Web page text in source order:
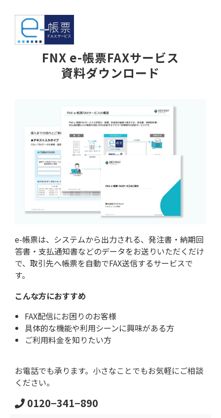
FNX e-帳票FAXサービス
資料ダウンロード
e-帳票は、システムから出力される、発注書・納期回
答書・支払通知書などのデータをお送りいただくだけ
で、取引先へ帳票を自動でFAX送信するサービスで
す。
こんな方におすすめ
FAX配信にお困りのお客様
具体的な機能や利用シーンに興味がある方
ご利用料金を知りたい方
お電話でも承ります。小さなことでもお気軽にご相談
ください。
0120−341−890